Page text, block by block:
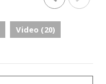
Video (20)